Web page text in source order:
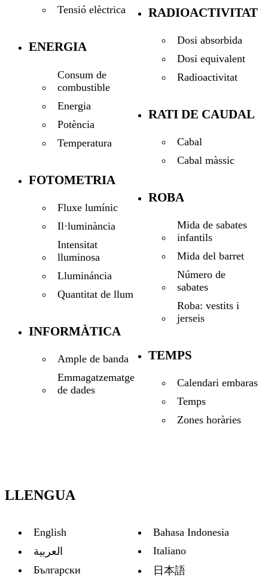
Tensió elèctrica
ENERGIA
Consum de
combustible
Energia
Potència
Temperatura
FOTOMETRIA
Fluxe lumínic
Il·luminància
Intensitat
lluminosa
Llumináncia
Quantitat de llum
INFORMÀTICA
Ample de banda
Emmagatzematge
de dades
RADIOACTIVITAT
Dosi absorbida
Dosi equivalent
Radioactivitat
RATI DE CAUDAL
Cabal
Cabal màssic
ROBA
Mida de sabates
infantils
Mida del barret
Número de
sabates
Roba: vestits i
jerseis
TEMPS
Calendari embaras
Temps
Zones horàries
LLENGUA
English
العربية
Български
Bahasa Indonesia
Italiano
日本語